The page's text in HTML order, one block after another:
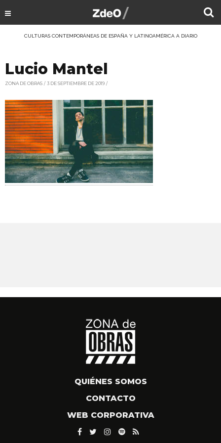
CULTURAS CONTEMPORÁNEAS DE ESPAÑA Y LATINOAMÉRICA A DIARIO
Lucio Mantel
ZONA DE OBRAS 3 DE SEPTIEMBRE DE 2019
QUIÉNES SOMOS
CONTACTO
WEB CORPORATIVA